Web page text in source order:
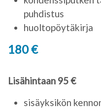
puhdistus
huoltopöytäkirja
180 €
Lisähintaan 95 €
sisäyksikön